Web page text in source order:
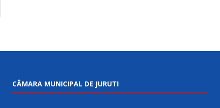
CÂMARA MUNICIPAL DE JURUTI